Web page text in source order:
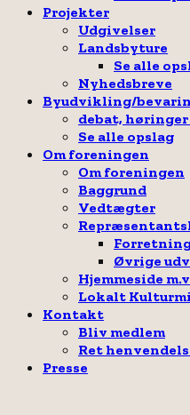
Projekter
Udgivelser
Landsbyture
Se alle
Nyhedsbreve
Byudvikling/
debat, høringer
Se alle opslag
Om foreningen
Om foreningen
Baggrund
Vedtægter
Øvrige
Hjemmeside
Lokalt
Kontakt
Bliv medlem
Ret
Presse